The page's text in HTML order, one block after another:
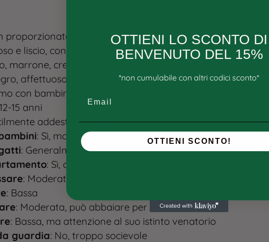
proporzionata, con muso corto e occhi grandi
e liscio, con leggere onde
marrone, crema, rosso, o combinazioni bicolori
affettuoso e vivace
con bambini e altri animali
15 anni
addestrabile, ma può essere un po’ testardo
: Sì, molto bene
: Generalmente sì, ma attenzione al suo istinto di caccia
: Sì, con sufficiente esercizio
: Moderata
: Bassa
: Moderata, può abbaiare per noia o stress
: Bassa, ma attenzione al suo istinto venatorio
guardia: No, troppo socievole
OTTIENI LO SCONTO DI
BENVENUTO DEL 15%
*non cumulabile con altri codici sconto*
OTTIENI SCONTO!